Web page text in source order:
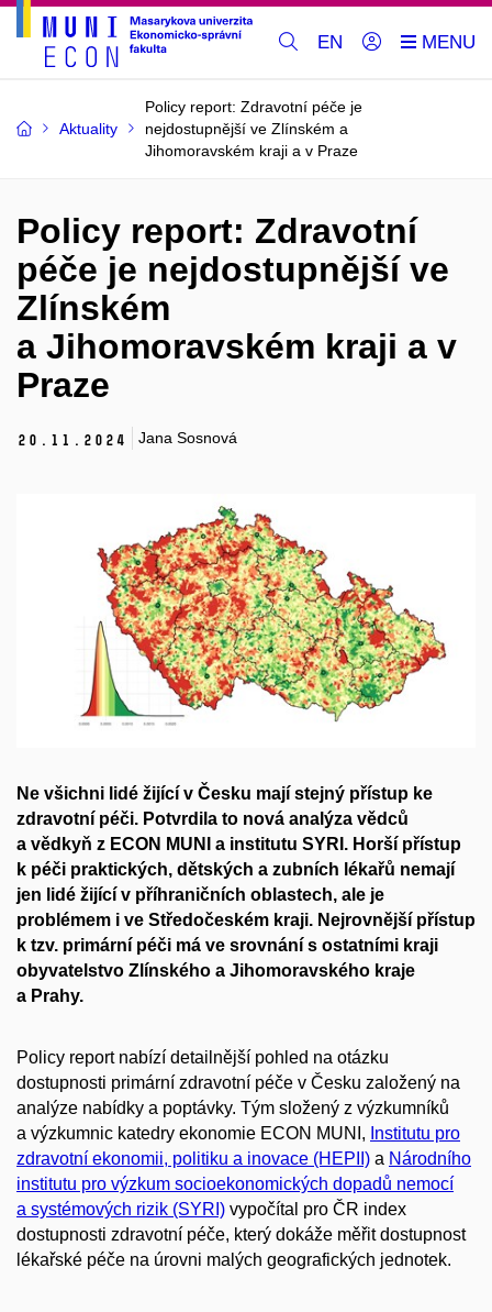
EN
Aktuality
Policy report: Zdravotní péče je
nejdostupnější ve Zlínském a
Jihomoravském kraji a v Praze
Policy report: Zdravotní
péče je nejdostupnější ve
Zlínském
a Jihomoravském kraji a v
Praze
20. 11. 2024 Jana Sosnová
Ne všichni lidé žijící v Česku mají stejný přístup ke
zdravotní péči. Potvrdila to nová analýza vědců
a vědkyň z ECON MUNI a institutu SYRI. Horší přístup
k péči praktických, dětských a zubních lékařů nemají
jen lidé žijící v příhraničních oblastech, ale je
problémem i ve Středočeském kraji. Nejrovnější přístup
k tzv. primární péči má ve srovnání s ostatními kraji
obyvatelstvo Zlínského a Jihomoravského kraje
a Prahy.
Policy report nabízí detailnější pohled na otázku
dostupnosti primární zdravotní péče v Česku založený na
analýze nabídky a poptávky. Tým složený z výzkumníků
a výzkumnic katedry ekonomie ECON MUNI, Institutu pro
zdravotní ekonomii, politiku a inovace (HEPII) a Národního
institutu pro výzkum socioekonomických dopadů nemocí
a systémových rizik (SYRI) vypočítal pro ČR index
dostupnosti zdravotní péče, který dokáže měřit dostupnost
lékařské péče na úrovni malých geografických jednotek.